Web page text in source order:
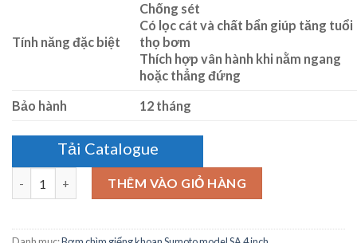
Tính năng đặc biệt
Chống sét
Có lọc cát và chất bẩn giúp tăng tuổi
thọ bơm
Thích hợp vân hành khi nằm ngang
hoặc thẳng đứng
Bảo hành
12 tháng
Tải Catalogue
THÊM VÀO GIỎ HÀNG